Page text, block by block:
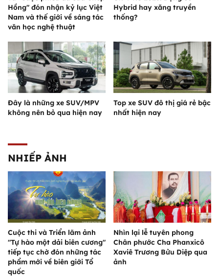
Hồng" đón nhận kỷ lục Việt
Nam và thế giới về sáng tác
văn học nghệ thuật
Hybrid hay xăng truyền
thống?
Đây là những xe SUV/MPV
không nên bỏ qua hiện nay
Top xe SUV đô thị giá rẻ bậc
nhất hiện nay
NHIẾP ẢNH
Cuộc thi và Triển lãm ảnh
"Tự hào một dải biên cương"
tiếp tục chờ đón những tác
phẩm mới về biên giới Tổ
quốc
Nhìn lại lễ tuyên phong
Chân phước Cha Phanxicô
Xaviê Trương Bửu Diệp qua
ảnh